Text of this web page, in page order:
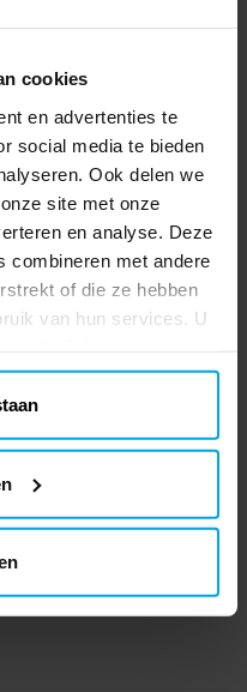
cookies
en advertenties te
social media te bieden
Ook delen we
site met onze
en analyse. Deze
combineren met andere
of die ze hebben
van hun services. U